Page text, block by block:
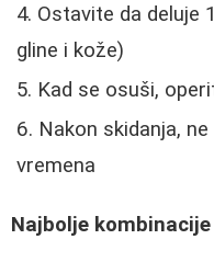
Ostavite da deluje
gline i kože)
Kad se osuši,
Nakon skidanja,
vremena
Najbolje